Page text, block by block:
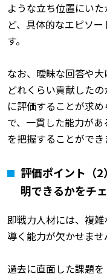
ような立ち位置にい
ど、具体的なエピソ
す。
なお、曖昧な回答や
どれくらい貢献した
に評価することが求
で、一貫した能力が
を把握することができ
評価ポイント（
明できるかをチ
即戦力人材には、複
導く能力が欠かせませ
過去に直面した課題